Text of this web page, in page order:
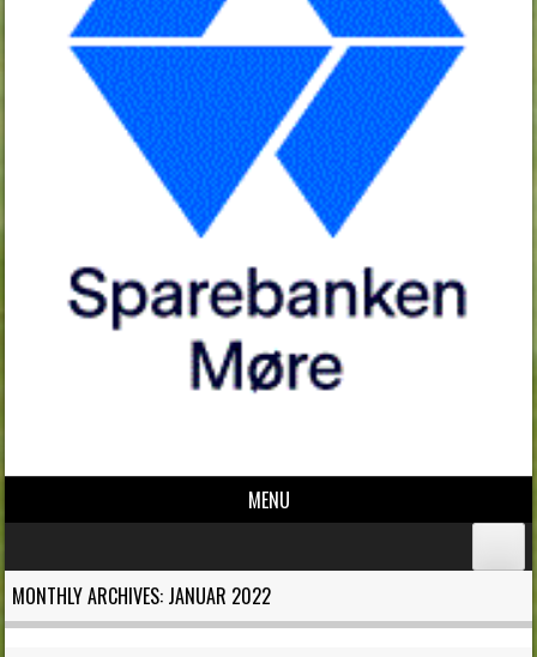
MENU
MONTHLY ARCHIVES: JANUAR 2022